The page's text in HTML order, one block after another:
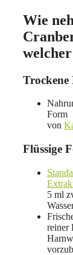
Wie
Trockene
Form
von
Flüssige
5 ml
reiner